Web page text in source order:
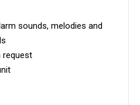
sounds, melodies and
request